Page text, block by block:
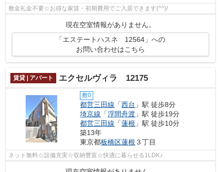
敷金礼金不要☆お得な家賃・初期費用でご入居できます(^^)/
現在空室情報がありません。
「エステートハスネ 12564」への
お問い合わせはこちら
賃貸 | アパート エクセルヴィラ 12175
敷0
都営三田線 「西台 」駅 徒歩8分
埼京線 「浮間舟渡 」駅 徒歩19分
都営三田線 「蓮根 」駅 徒歩10分
築13年
東京都板橋区蓮根 ３丁目
ネット無料☆設備充実☆収納豊富☆快適に暮らせる1LDK♪